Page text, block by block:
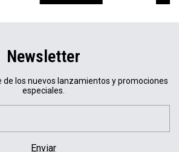
Newsletter
los nuevos lanzamientos y promociones
especiales.